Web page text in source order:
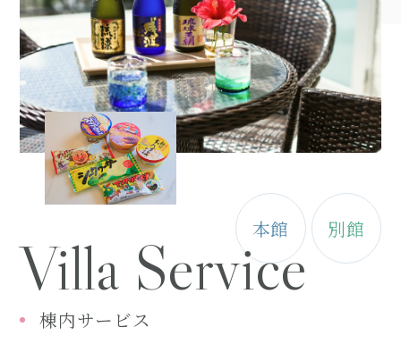
本館 別館
Villa Service
棟内サービス